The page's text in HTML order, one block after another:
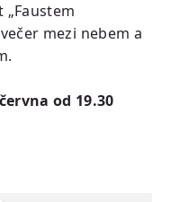
mezi nebem a
od 19.30